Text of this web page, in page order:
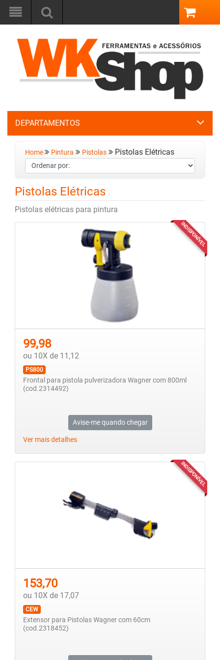
DEPARTAMENTOS
Home Pintura Pistolas Pistolas Elétricas
Pistolas Elétricas
Pistolas elétricas para pintura
INDISPONÍVEL
99,98
ou 10X de 11,12
PS800
Frontal para pistola pulverizadora Wagner com 800ml
(cod.2314492)
Avise-me quando chegar
Ver mais detalhes
INDISPONÍVEL
153,70
ou 10X de 17,07
CEW
Extensor para Pistolas Wagner com 60cm
(cod.2318452)